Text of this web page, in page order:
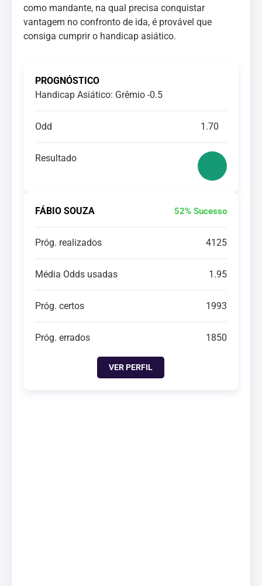
como mandante, na qual precisa conquistar
vantagem no confronto de ida, é provável que
consiga cumprir o handicap asiático.
PROGNÓSTICO
Handicap Asiático: Grêmio -0.5
Odd 1.70
Resultado
FÁBIO SOUZA 52% Sucesso
Próg. realizados 4125
Média Odds usadas 1.95
Próg. certos 1993
Próg. errados 1850
VER PERFIL